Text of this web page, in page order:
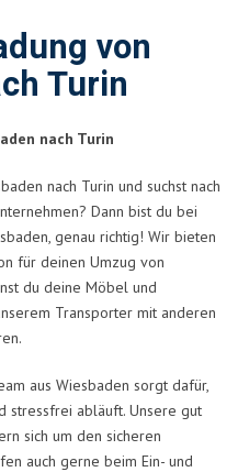
von
Turin
nach Turin
nach Turin und suchst nach
Dann bist du bei
genau richtig! Wir bieten
für deinen Umzug von
du deine Möbel und
Transporter mit anderen
aus Wiesbaden sorgt dafür,
stressfrei abläuft. Unsere gut
sich um den sicheren
auch gerne beim Ein- und